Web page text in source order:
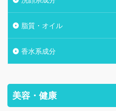
脂質・オイル
香水系成分
美容・健康